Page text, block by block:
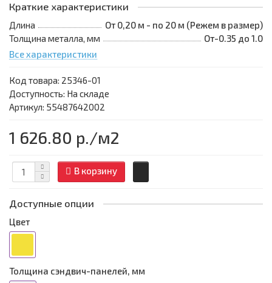
Краткие характеристики
Длина
От 0,20 м - по 20 м (Режем в размер)
Толщина металла, мм
От-0.35 до 1.0
Все характеристики
Код товара: 25346-01
Доступность: На складе
Артикул: 55487642002
1 626.80 р./м2
В корзину
Доступные опции
Цвет
Толщина сэндвич-панелей, мм